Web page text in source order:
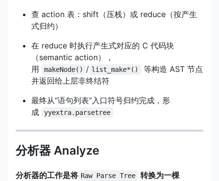
查 action 表：shift（压栈）或 reduce（按产生
式归约）
在 reduce 时执行产生式对应的 C 代码块
（semantic action），
用
makeNode() / list_make*()
等构造 AST 节点
并返回给上层非终结符
最终从“语句列表”入口符号归约完成，形
成
yyextra.parsetree
分析器 Analyze
分析器的工作是将 Raw Parse Tree 转换为一棵